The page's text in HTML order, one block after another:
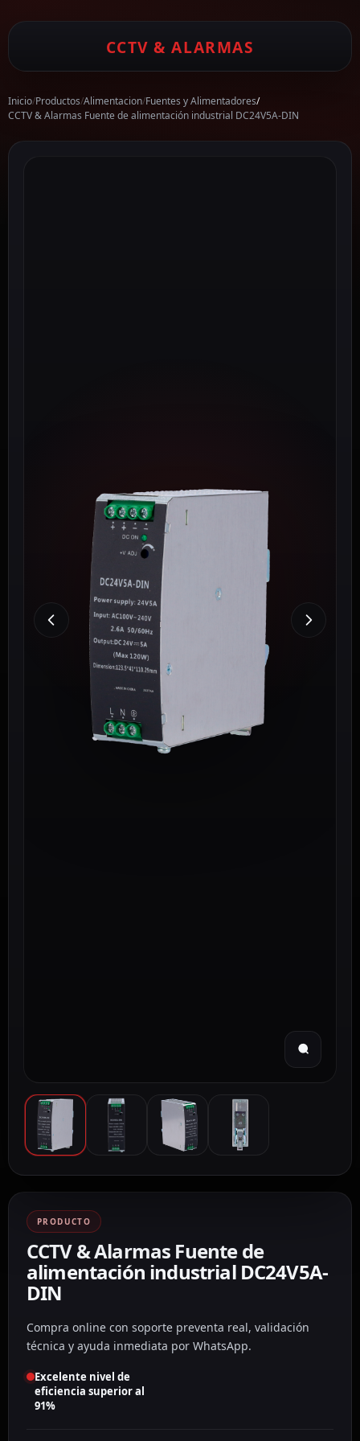
CCTV & ALARMAS
Inicio/Productos/Alimentacion/Fuentes y Alimentadores/
CCTV & Alarmas Fuente de alimentación industrial DC24V5A-DIN
PRODUCTO
CCTV & Alarmas Fuente de
alimentación industrial DC24V5A-
DIN
Compra online con soporte preventa real, validación
técnica y ayuda inmediata por WhatsApp.
Excelente nivel de
eficiencia superior al
91%